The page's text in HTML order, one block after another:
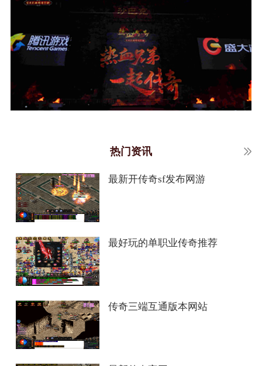
热门资讯
最新开传奇sf发布网游
最好玩的单职业传奇推荐
传奇三端互通版本网站